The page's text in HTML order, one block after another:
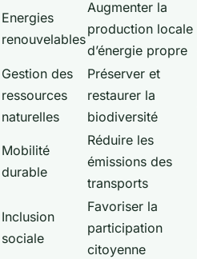
Energies
renouvelables
Augmenter la
production locale
d’énergie propre
Gestion des
ressources
naturelles
Préserver et
restaurer la
biodiversité
Mobilité
durable
Réduire les
émissions des
transports
Inclusion
sociale
Favoriser la
participation
citoyenne